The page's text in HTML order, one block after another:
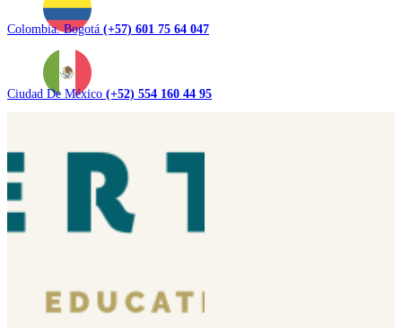
Colombia. Bogotá (+57) 601 75 64 047
Ciudad De México (+52) 554 160 44 95